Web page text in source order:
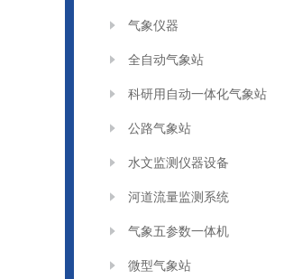
气象仪器
全自动气象站
科研用自动一体化气象站
公路气象站
水文监测仪器设备
河道流量监测系统
气象五参数一体机
微型气象站